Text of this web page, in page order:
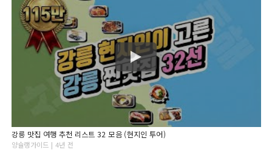
강릉 맛집 여행 추천 리스트 32 모음 (현지인 투어)
양슐랭가이드 | 4년 전